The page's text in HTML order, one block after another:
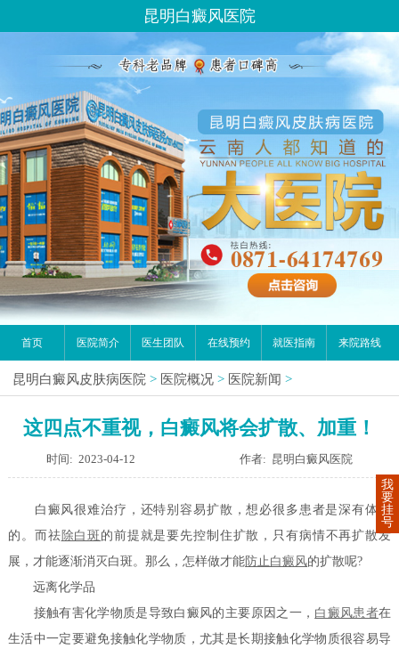
昆明白癜风医院
首页 医院简介 医生团队 在线预约 就医指南 来院路线
昆明白癜风皮肤病医院 > 医院概况 > 医院新闻 >
这四点不重视，白癜风将会扩散、加重！
时间: 2023-04-12 作者: 昆明白癜风医院
白癜风很难治疗，还特别容易扩散，想必很多患者是深有体会
的。而祛 除白斑 的前提就是要先控制住扩散，只有病情不再扩散发
展，才能逐渐消灭白斑。那么，怎样做才能防止白癜风的扩散呢?
远离化学品
接触有害化学物质是导致白癜风的主要原因之一， 白癜风患者在
生活中一定要避免接触化学物质，尤其是长期接触化学物质很容易导
我
要
挂
号